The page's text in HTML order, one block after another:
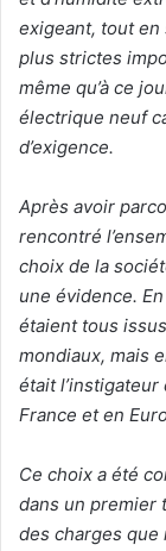
exigeant, tout en
plus strictes
même qu’à ce
électrique neuf
d’exigence.
Après avoir
rencontré
choix de la
une évidence.
étaient tous
mondiaux, mais
était
France et en
Ce choix a été
dans un premier
des charges